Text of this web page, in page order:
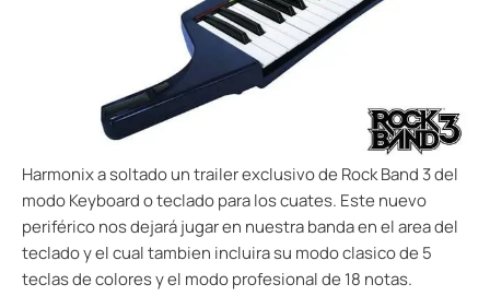
Harmonix a soltado un trailer exclusivo de Rock Band 3 del
modo Keyboard o teclado para los cuates. Este nuevo
periférico nos dejará jugar en nuestra banda en el area del
teclado y el cual tambien incluira su modo clasico de 5
teclas de colores y el modo profesional de 18 notas.